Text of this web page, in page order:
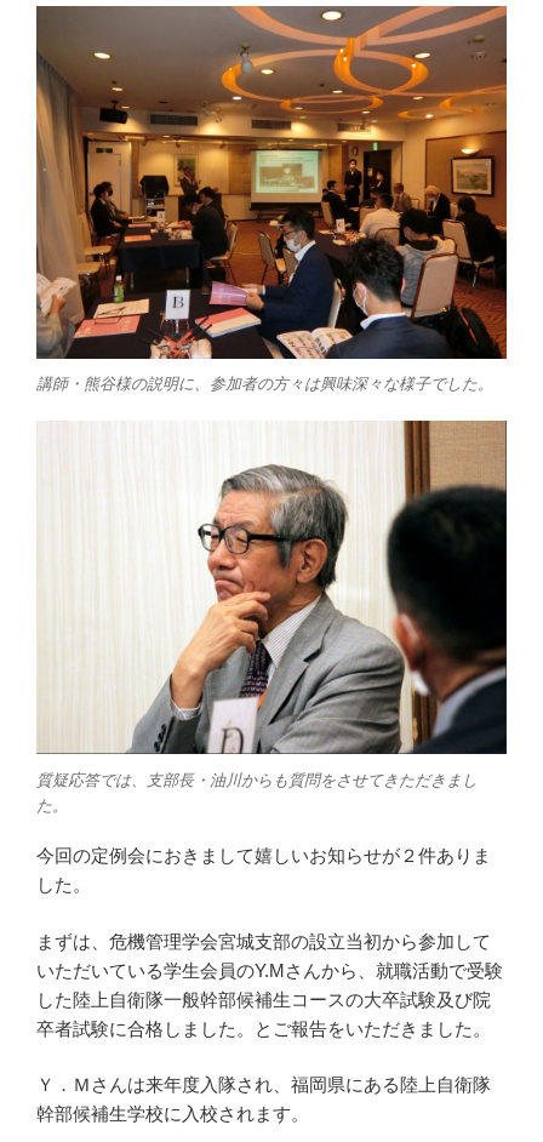
講師・熊谷様の説明に、参加者の方々は興味深々な様子でした。
質疑応答では、支部長・油川からも質問をさせてきただきまし
た。
今回の定例会におきまして嬉しいお知らせが２件ありま
した。
まずは、危機管理学会宮城支部の設立当初から参加して
いただいている学生会員のY.Mさんから、就職活動で受験
した陸上自衛隊一般幹部候補生コースの大卒試験及び院
卒者試験に合格しました。とご報告をいただきました。
Ｙ．Ｍさんは来年度入隊され、福岡県にある陸上自衛隊
幹部候補生学校に入校されます。